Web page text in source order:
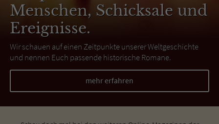
Menschen, Schicksale und
Ereignisse.
Wir schauen auf einen Zeitpunkte unserer Weltgeschichte
und nennen Euch passende historische Romane.
mehr erfahren